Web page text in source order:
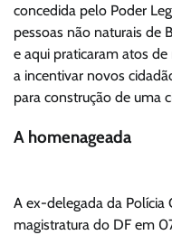
concedida pelo Poder
pessoas não naturais de
e aqui praticaram atos
a incentivar novos
para construção de uma
A homenageada
A ex-delegada da Polícia
magistratura do DF em